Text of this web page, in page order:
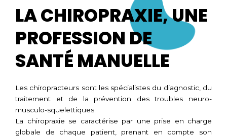
LA CHIROPRAXIE, UNE
PROFESSION DE
SANTÉ MANUELLE
Les chiropracteurs sont les spécialistes du diagnostic, du
traitement et de la prévention des troubles neuro-
musculo-squelettiques.
La chiropraxie se caractérise par une prise en charge
globale de chaque patient, prenant en compte son